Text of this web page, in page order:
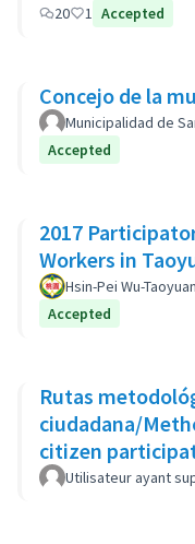
20
1 Accepted
Concejo de la
Municipalidad de
Accepted
2017
Workers in
Hsin-Pei Wu-
Accepted
Rutas
ciudadana/
citizen
Utilisateur ayant